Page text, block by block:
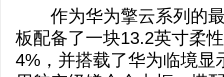
作为华为擎云系列的最
板配备了一块13.2英寸柔
4%，并搭载了华为临境显